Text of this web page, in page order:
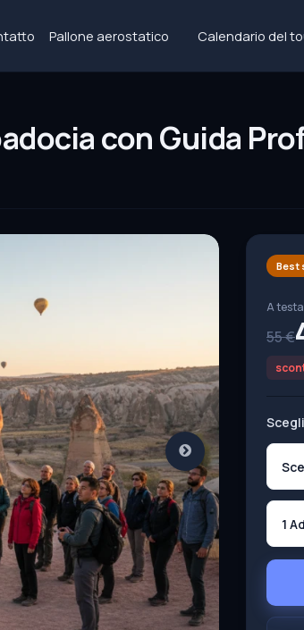
Pallone aerostatico Calendario del
con Guida
Best
A testa
55 €
1